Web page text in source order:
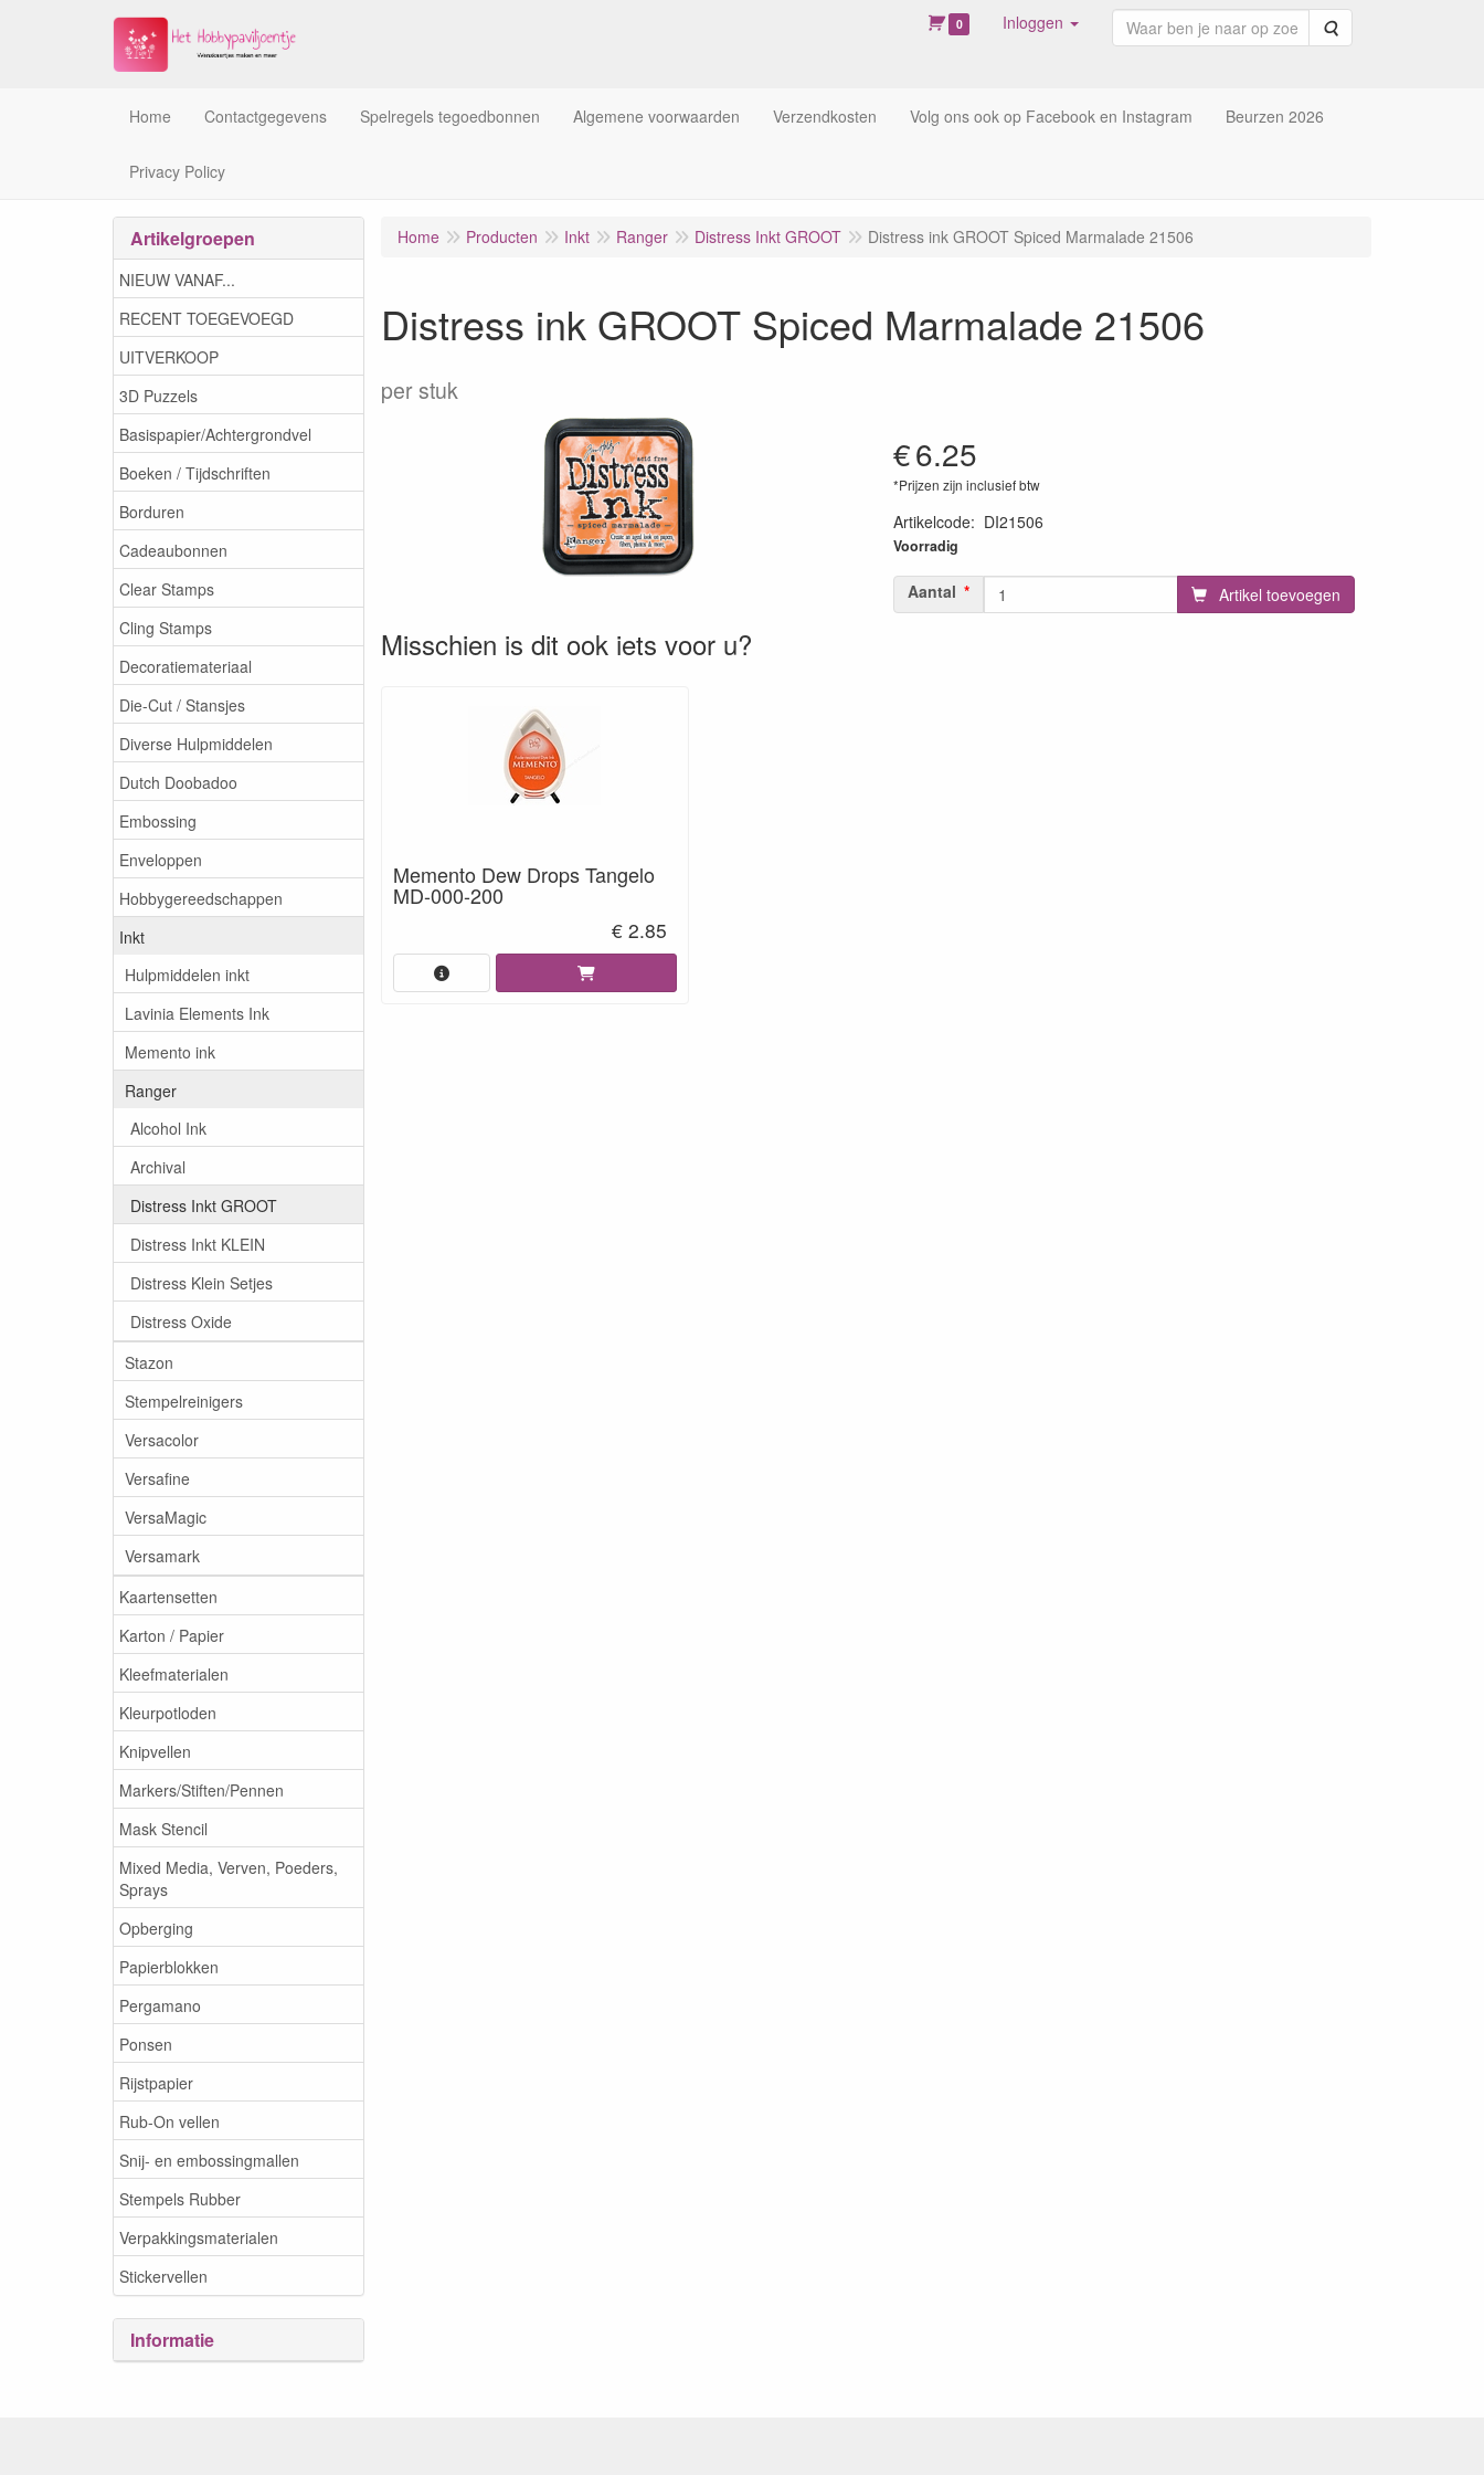
0 Inloggen Zoeken
Home Contactgegevens Spelregels tegoedbonnen Algemene voorwaarden Verzendkosten Volg ons ook op Facebook en Instagram Beurzen 2026
Privacy Policy
Artikelgroepen
NIEUW VANAF...
RECENT TOEGEVOEGD
UITVERKOOP
3D Puzzels
Basispapier/Achtergrondvel
Boeken / Tijdschriften
Borduren
Cadeaubonnen
Clear Stamps
Cling Stamps
Decoratiemateriaal
Die-Cut / Stansjes
Diverse Hulpmiddelen
Dutch Doobadoo
Embossing
Enveloppen
Hobbygereedschappen
Inkt
Hulpmiddelen inkt
Lavinia Elements Ink
Memento ink
Ranger
Alcohol Ink
Archival
Distress Inkt GROOT
Distress Inkt KLEIN
Distress Klein Setjes
Distress Oxide
Stazon
Stempelreinigers
Versacolor
Versafine
VersaMagic
Versamark
Kaartensetten
Karton / Papier
Kleefmaterialen
Kleurpotloden
Knipvellen
Markers/Stiften/Pennen
Mask Stencil
Mixed Media, Verven, Poeders,
Sprays
Opberging
Papierblokken
Pergamano
Ponsen
Rijstpapier
Rub-On vellen
Snij- en embossingmallen
Stempels Rubber
Verpakkingsmaterialen
Stickervellen
Informatie
Home Producten Inkt Ranger Distress Inkt GROOT Distress ink GROOT Spiced Marmalade 21506
Distress ink GROOT Spiced Marmalade 21506
per stuk
€6.25
*Prijzen zijn inclusief btw
Artikelcode: DI21506
789541021506
Voorradig
Aantal Artikel toevoegen
Misschien is dit ook iets voor u?
Memento Dew Drops Tangelo
MD-000-200
€ 2.85